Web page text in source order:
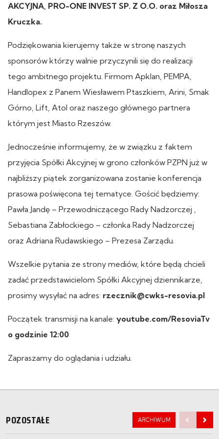
AKCYJNA, PRO-ONE INVEST SP. Z O.O. oraz Miłosza
Kruczka.
Podziękowania kierujemy także w stronę naszych
sponsorów którzy walnie przyczynili się do realizacji
tego ambitnego projektu. Firmom Apklan, PEMPA,
Handlopex z Panem Wiesławem Ptaszkiem, Arini, Smak
Górno, Lift, Atol oraz naszego głównego partnera
którym jest Miasto Rzeszów.
Jednocześnie informujemy, że w związku z faktem
przyjęcia Spółki Akcyjnej w grono członków PZPN już w
najbliższy piątek zorganizowana zostanie konferencja
prasowa poświęcona tej tematyce. Gościć będziemy:
Pawła Jandę – Przewodniczącego Rady Nadzorczej ,
Sebastiana Zabłockiego – członka Rady Nadzorczej
oraz Adriana Rudawskiego – Prezesa Zarządu.
Wszelkie pytania ze strony mediów, które będą chcieli
zadać przedstawicielom Spółki Akcyjnej dziennikarze,
prosimy wysyłać na adres: rzecznik@cwks-resovia.pl
Początek transmisji na kanale: youtube.com/ResoviaTv
o godzinie 12:00
Zapraszamy do oglądania i udziału.
POZOSTAŁE ARCHIWUM